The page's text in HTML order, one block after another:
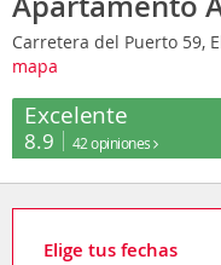
Carretera del Puerto 59,
mapa
Excelente
8.9 42 opiniones
Elige tus fechas